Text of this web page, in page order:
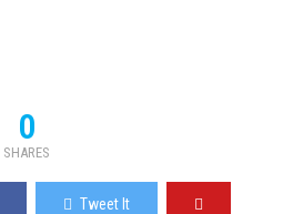
0
SHARES
Tweet It